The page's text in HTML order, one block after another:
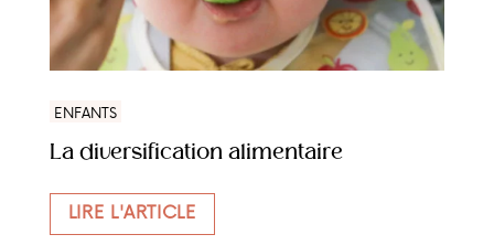
ENFANTS
La diversification alimentaire
LIRE L'ARTICLE